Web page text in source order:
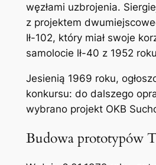
węzłami uzbrojenia.
z projektem
Ił-102, który miał swoje
samolocie lł-40 z 1952
Jesienią 1969 roku,
konkursu: do dalszego
wybrano projekt OKB
Budowa prototypów